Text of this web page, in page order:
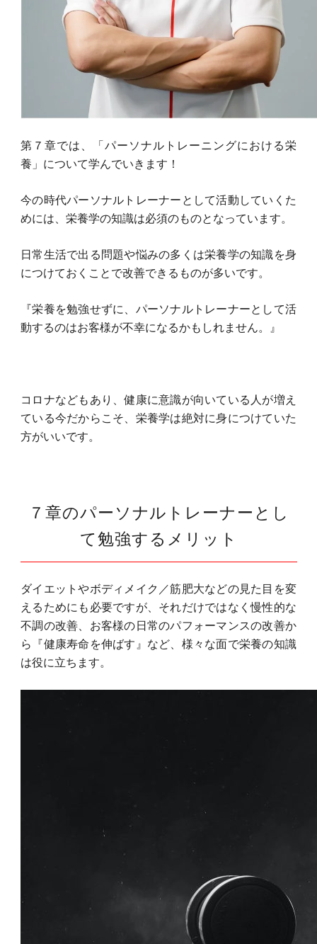
第７章では、「パーソナルトレーニングにおける栄
養」について学んでいきます！
今の時代パーソナルトレーナーとして活動していくた
めには、栄養学の知識は必須のものとなっています。
日常生活で出る問題や悩みの多くは栄養学の知識を身
につけておくことで改善できるものが多いです。
『栄養を勉強せずに、パーソナルトレーナーとして活
動するのはお客様が不幸になるかもしれません。』
コロナなどもあり、健康に意識が向いている人が増え
ている今だからこそ、栄養学は絶対に身につけていた
方がいいです。
７章のパーソナルトレーナーとし
て勉強するメリット
ダイエットやボディメイク／筋肥大などの見た目を変
えるためにも必要ですが、それだけではなく慢性的な
不調の改善、お客様の日常のパフォーマンスの改善か
ら『健康寿命を伸ばす』など、様々な面で栄養の知識
は役に立ちます。